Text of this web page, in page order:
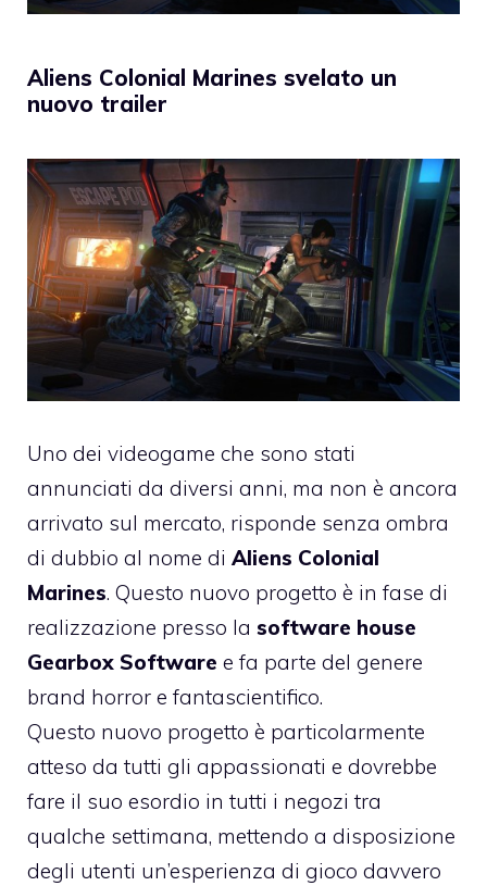
Aliens Colonial Marines svelato un
nuovo trailer
Uno dei videogame che sono stati
annunciati da diversi anni, ma non è ancora
arrivato sul mercato, risponde senza ombra
di dubbio al nome di Aliens Colonial
Marines. Questo nuovo progetto è in fase di
realizzazione presso la software house
Gearbox Software e fa parte del genere
brand horror e fantascientifico.
Questo nuovo progetto è particolarmente
atteso da tutti gli appassionati e dovrebbe
fare il suo esordio in tutti i negozi tra
qualche settimana, mettendo a disposizione
degli utenti un’esperienza di gioco davvero